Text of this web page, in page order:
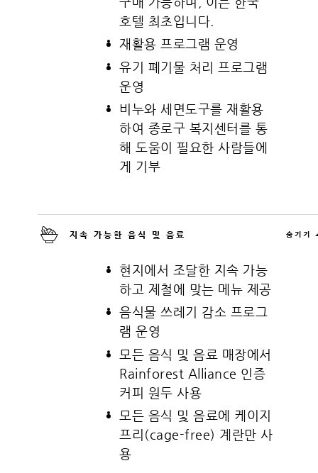
호텔 최초입니다.
재활용 프로그램 운영
유기 폐기물 처리 프로그램
운영
비누와 세면도구를 재활용
하여 종로구 복지센터를 통
해 도움이 필요한 사람들에
게 기부
지속 가능한 음식 및 음료 숨기기
현지에서 조달한 지속 가능
하고 제철에 맞는 메뉴 제공
음식물 쓰레기 감소 프로그
램 운영
모든 음식 및 음료 매장에서
Rainforest Alliance 인증
커피 원두 사용
모든 음식 및 음료에 케이지
프리(cage-free) 계란만 사
용